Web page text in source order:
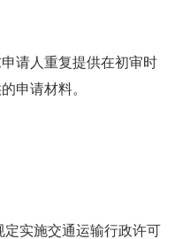
请人重复提供在初审时
申请材料。
实施交通运输行政许可